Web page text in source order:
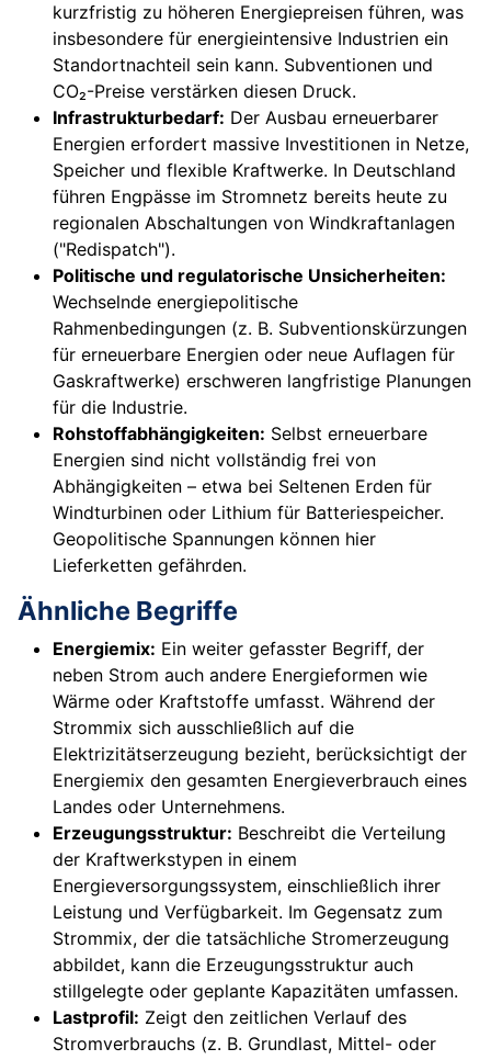
kurzfristig zu höheren Energiepreisen führen, was
insbesondere für energieintensive Industrien ein
Standortnachteil sein kann. Subventionen und
CO₂-Preise verstärken diesen Druck.
Infrastrukturbedarf: Der Ausbau erneuerbarer
Energien erfordert massive Investitionen in Netze,
Speicher und flexible Kraftwerke. In Deutschland
führen Engpässe im Stromnetz bereits heute zu
regionalen Abschaltungen von Windkraftanlagen
("Redispatch").
Politische und regulatorische Unsicherheiten:
Wechselnde energiepolitische
Rahmenbedingungen (z. B. Subventionskürzungen
für erneuerbare Energien oder neue Auflagen für
Gaskraftwerke) erschweren langfristige Planungen
für die Industrie.
Rohstoffabhängigkeiten: Selbst erneuerbare
Energien sind nicht vollständig frei von
Abhängigkeiten – etwa bei Seltenen Erden für
Windturbinen oder Lithium für Batteriespeicher.
Geopolitische Spannungen können hier
Lieferketten gefährden.
Ähnliche Begriffe
Energiemix: Ein weiter gefasster Begriff, der
neben Strom auch andere Energieformen wie
Wärme oder Kraftstoffe umfasst. Während der
Strommix sich ausschließlich auf die
Elektrizitätserzeugung bezieht, berücksichtigt der
Energiemix den gesamten Energieverbrauch eines
Landes oder Unternehmens.
Erzeugungsstruktur: Beschreibt die Verteilung
der Kraftwerkstypen in einem
Energieversorgungssystem, einschließlich ihrer
Leistung und Verfügbarkeit. Im Gegensatz zum
Strommix, der die tatsächliche Stromerzeugung
abbildet, kann die Erzeugungsstruktur auch
stillgelegte oder geplante Kapazitäten umfassen.
Lastprofil: Zeigt den zeitlichen Verlauf des
Stromverbrauchs (z. B. Grundlast, Mittel- oder